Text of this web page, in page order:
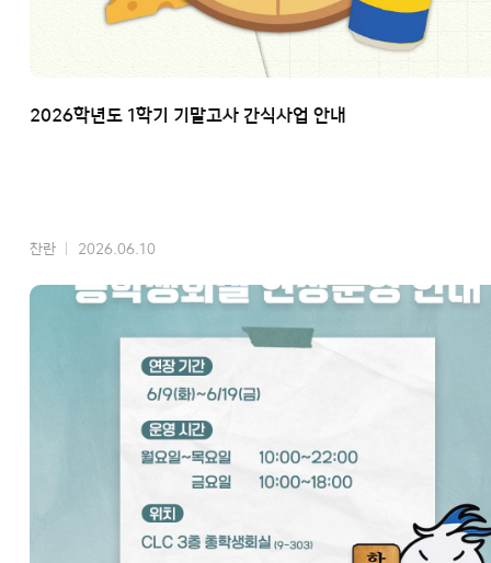
2026학년도 1학기 기말고사 간식사업 안내
찬란 2026.06.10